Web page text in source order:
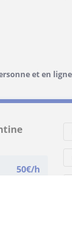
et en ligne
50€/h